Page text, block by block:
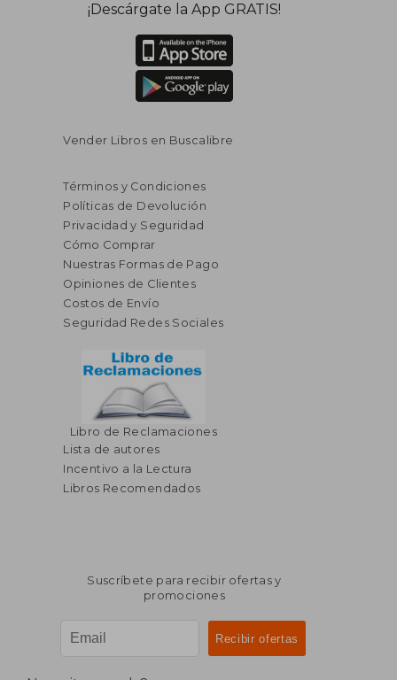
¡Descárgate la App GRATIS!
Vender Libros en Buscalibre
Términos y Condiciones
Políticas de Devolución
Privacidad y Seguridad
Cómo Comprar
Nuestras Formas de Pago
Opiniones de Clientes
Costos de Envío
Seguridad Redes Sociales
Libro de Reclamaciones
Lista de autores
Incentivo a la Lectura
Libros Recomendados
Suscríbete para recibir ofertas y
promociones